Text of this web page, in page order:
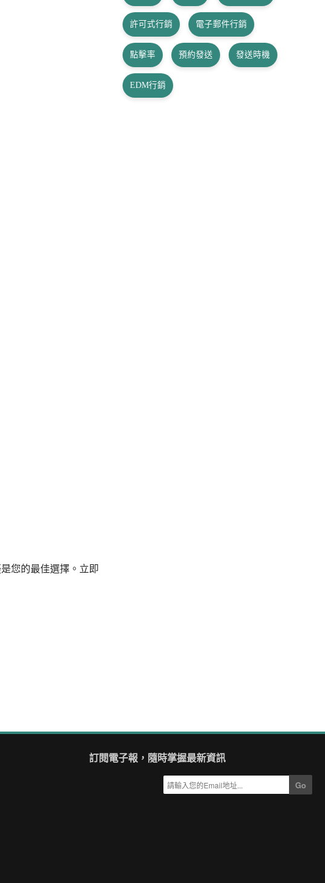
您的最佳選擇。立即
許可式行銷 電子郵件行銷
點擊率 預約發送 發送時機
EDM行銷
訂閱電子報，隨時掌握最新資訊
Go